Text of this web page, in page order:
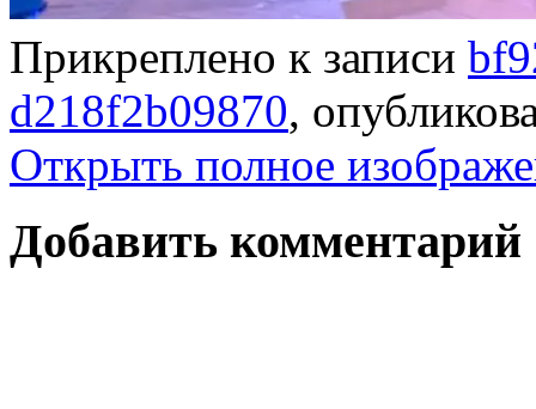
Прикреплено к записи
d218f2b09870,
Открыть полное
Добавить комментарий